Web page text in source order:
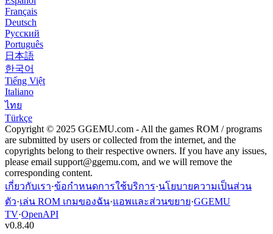
Français
Deutsch
Русский
Português
日本語
한국어
Tiếng Việt
Italiano
ไทย
Türkçe
Copyright © 2025 GGEMU.com - All the games ROM / programs
are submitted by users or collected from the internet, and the
copyrights belong to their respective owners. If you have any issues,
please email support@ggemu.com, and we will remove the
corresponding content.
เกี่ยวกับเรา·ข้อกำหนดการใช้บริการ·นโยบายความเป็นส่วน
ตัว·เล่น ROM เกมของฉัน·แอพและส่วนขยาย·GGEMU
TV·OpenAPI
v0.8.40